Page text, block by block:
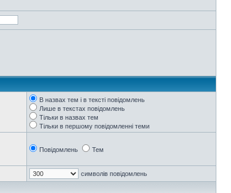
В назвах тем і в тексті повідомлень
Лише в текстах повідомлень
Тільки в назвах тем
Тільки в першому повідомленні теми
Повідомлень Тем
символів повідомлень